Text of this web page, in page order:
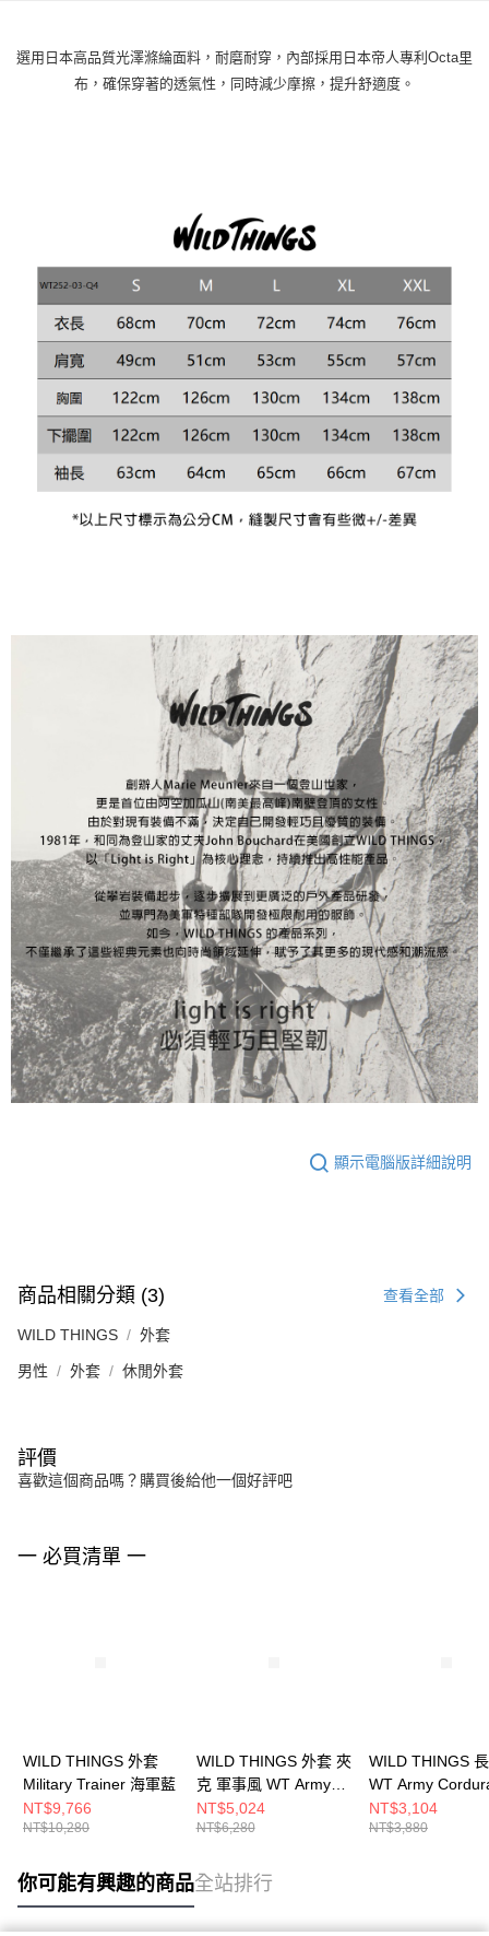
選用日本高品質光澤滌綸面料，耐磨耐穿，內部採用日本帝人專利Octa里
布，確保穿著的透氣性，同時減少摩擦，提升舒適度。
顯示電腦版詳細說明
商品相關分類 (3) 查看全部
WILD THINGS 外套
男性 外套 休閒外套
評價
喜歡這個商品嗎？購買後給他一個好評吧
一 必買清單 一
WILD THINGS 外套
Military Trainer 海軍藍
NT$9,766
NT$10,280
WILD THINGS 外套 夾
克 軍事風 WT Army
Cordura 橄欖褐
NT$5,024
NT$6,280
WILD THINGS
WT Army
欖褐
NT$3,104
NT$3,880
你可能有興趣的商品全站排行